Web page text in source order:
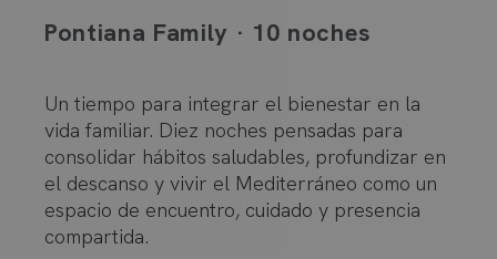
Pontiana Family · 10 noches
Un tiempo para integrar el bienestar en la
vida familiar. Diez noches pensadas para
consolidar hábitos saludables, profundizar en
el descanso y vivir el Mediterráneo como un
espacio de encuentro, cuidado y presencia
compartida.